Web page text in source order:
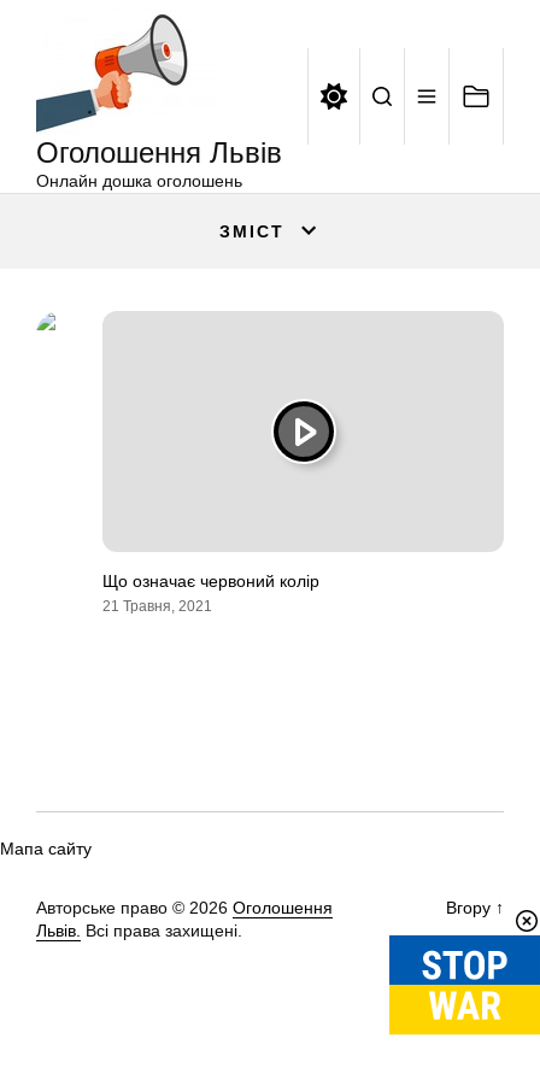
Оголошення Львів
Онлайн дошка оголошень
ЗМІСТ
Що означає червоний колір
21 Травня, 2021
Мапа сайту
Авторське право © 2026 Оголошення
Львів. Всі права захищені.
Вгору ↑